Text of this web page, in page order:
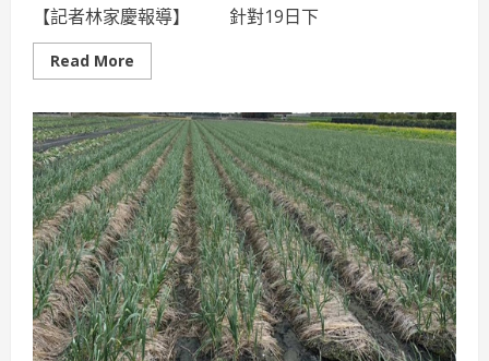
選
手
打
【記者林家慶報導】 針對19日下
Read More
more
尤
溪
落
石
意
外
遊
客
已
平
安
返
家
營
運
團